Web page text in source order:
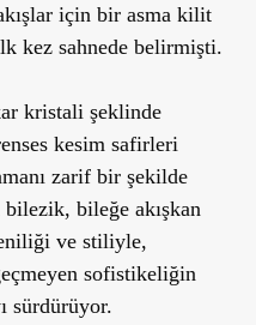
için bir asma kilit
kez sahnede belirmişti.
kristali şeklinde
kesim safirleri
zarif bir şekilde
bileğe akışkan
ve stiliyle,
sofistikeliğin
sürdürüyor.